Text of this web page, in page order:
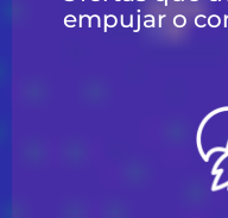
empujar o